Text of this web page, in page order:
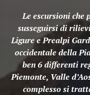
Le escursioni che
susseguirsi di
Ligure e Prealpi
occidentale della
ben 6 differenti
Piemonte, Valle
complesso si